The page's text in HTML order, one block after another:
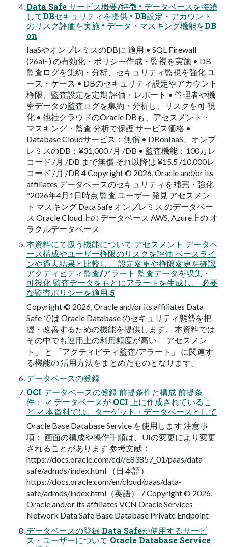
Data Safe サービス概要/特徴 • データベースを接続
してDBセキュリティを提供 • DB設定・アカウント
のリスク評価を実施 • データ・マスキング機能をDB
on
IaaSやオンプレミスのDBに 適用 • SQL Firewall
(26ai~) の有効化・ポリシー作成・監視を実施 • DB
監査ログを集約・分析、セキュリティ監視を強化 ユ
ース・ケース • DBのセキュリティ設定やアカウント
権限、監査設定を定期 評価・レポート • 管理者や機
密データの監査ログを集約・分析し、リスクを可 視
化 • 他社クラウドのOracle DBも、アセスメント・
マスキング・監査 分析で保護 サービス価格 •
Database Cloudサービス：無償 • DBonIaaS、オンプ
レミスのDB：¥31,000 /月 /DB • 監査機能：100万レ
コード /月 /DB まで無償 それ以降は ¥15.5 /10,000レ
コード /月 /DB 4 Copyright © 2026, Oracle and/or its
affiliates データベースのセキュリティを補完・強化
*2026年4月1日時点 監査 ユーザー 発見 アセスメン
ト マスキング Data Safe オンプレミス のデータベー
ス Oracle Cloud上の データベース AWS, Azure上の オ
ラクルデータベース
本資料にて扱う機能について アセスメント データベ
ース構成やユーザー権限のリスクを評価 ベースライ
ンや過去結果と比較し、 設定変更や権限変更を確認
アクティビティ監査/アラート 監査データを収集・
可視化 監査データをもとにアラートを生成し、 必要
な監査ポリシーを適用 5
Copyright © 2026, Oracle and/or its affiliates Data
Safe では Oracle Database のセキュリティ態勢を把
握・改善するための機能を提供します。 本資料では
その中でも運用上の利用頻度が高い 「アセスメン
ト」 と 「アクティビティ監査/アラート」 に関連す
る機能の 活用方法をまとめたものとなります。
データベースの登録
OCI データベースの登録 前提条件と構成 前提条
件： ✓ データベースが OCI 上に作成されているこ
と ✓ 本資料では、ターゲット・データベースとして
Oracle Base Database Service を使用します 注意事
項： 画面の構成や操作手順は、UIの変更により変更
されることがあります 参考文献：
https://docs.oracle.com/cd//E83857_01/paas/data-
safe/admds/index.html （日本語）
https://docs.oracle.com/en/cloud/paas/data-
safe/admds/index.html（英語） 7 Copyright © 2026,
Oracle and/or its affiliates VCN Oracle Services
Network Data Safe Base Database Private Endpoint
データベースの登録 Data Safeが使用するサービ
ス・ユーザーについて Oracle Database Service